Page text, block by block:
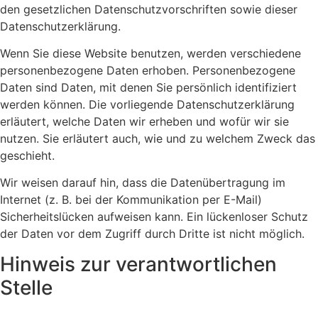
den gesetzlichen Datenschutzvorschriften sowie dieser
Datenschutzerklärung.
Wenn Sie diese Website benutzen, werden verschiedene
personenbezogene Daten erhoben. Personenbezogene
Daten sind Daten, mit denen Sie persönlich identifiziert
werden können. Die vorliegende Datenschutzerklärung
erläutert, welche Daten wir erheben und wofür wir sie
nutzen. Sie erläutert auch, wie und zu welchem Zweck das
geschieht.
Wir weisen darauf hin, dass die Datenübertragung im
Internet (z. B. bei der Kommunikation per E-Mail)
Sicherheitslücken aufweisen kann. Ein lückenloser Schutz
der Daten vor dem Zugriff durch Dritte ist nicht möglich.
Hinweis zur verantwortlichen
Stelle